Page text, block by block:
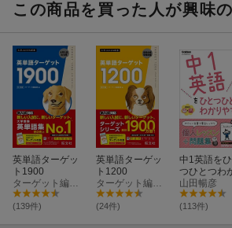
声ダウンロード
更新日：2026年02月16日
この商品を買った人が興味
英単語ターゲッ
ト1900
ターゲット編集部
(139件)
英単語ターゲッ
ト1200
ターゲット編集部
(24件)
中1英語をひ
つひとつわ
やすく。改
山田暢彦
(113件)